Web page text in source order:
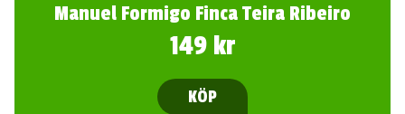
Manuel Formigo Finca Teira Ribeiro
149 kr
KÖP